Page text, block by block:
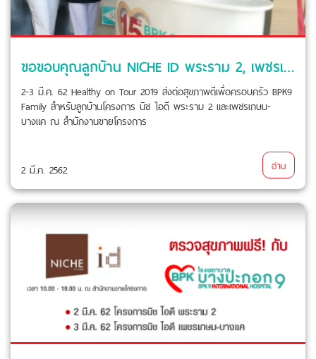
ขอขอบคุณลูกบ้าน NICHE ID พระราม 2, เพชรเกษม-บางแค ที่ให้ BPK9 Family ดูแลคุณ
2-3 มี.ค. 62 Healthy on Tour 2019 ส่งต่อสุขภาพดีเพื่อครอบครัว BPK9
Family สำหรับลูกบ้านโครงการ นิช ไอดี พระราม 2 และเพชรเกษม-
บางแค ณ สำนักงานขายโครงการ
2 มี.ค. 2562 อ่าน